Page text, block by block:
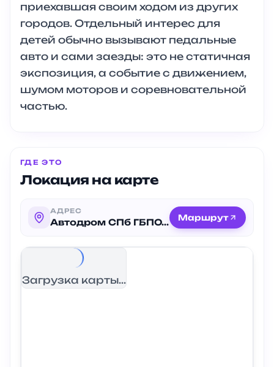
приехавшая своим ходом из других
городов. Отдельный интерес для
детей обычно вызывают педальные
авто и сами заезды: это не статичная
экспозиция, а событие с движением,
шумом моторов и соревновательной
частью.
ГДЕ ЭТО
Локация на карте
АДРЕС
Автодром СПб ГБПОУ «АТТ» Маршрут
Загрузка карты...